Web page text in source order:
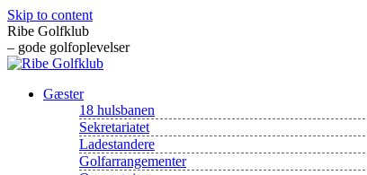
Skip to content
Ribe Golfklub
– gode golfoplevelser
Gæster
18 hulsbanen
Sekretariatet
Ladestandere
Golfarrangementer